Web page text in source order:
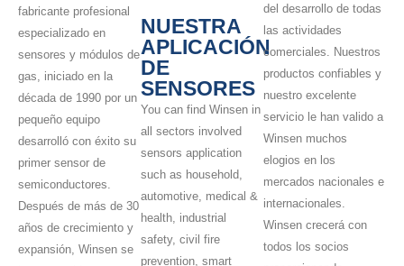
fabricante profesional
especializado en
sensores y módulos de
gas, iniciado en la
década de 1990 por un
pequeño equipo
desarrolló con éxito su
primer sensor de
semiconductores.
Después de más de 30
años de crecimiento y
expansión, Winsen se
NUESTRA
APLICACIÓN
DE
SENSORES
You can find Winsen in
all sectors involved
sensors application
such as household,
automotive, medical &
health, industrial
safety, civil fire
prevention, smart
del desarrollo de todas
las actividades
comerciales. Nuestros
productos confiables y
nuestro excelente
servicio le han valido a
Winsen muchos
elogios en los
mercados nacionales e
internacionales.
Winsen crecerá con
todos los socios